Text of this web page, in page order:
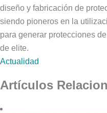
diseño y fabricación de
siendo pioneros en la
para generar protecciones
de elite.
Actualidad
Artículos